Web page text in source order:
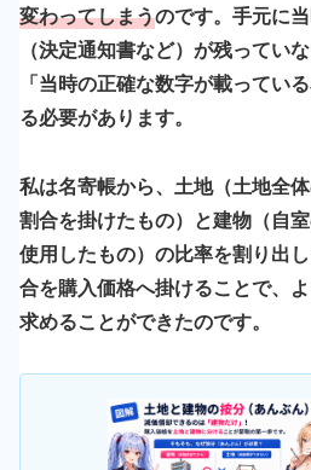
変わってしまうのです。手元に
（決定通知書など）が残ってい
「当時の正確な数字が載ってい
る必要があります。
私は名寄帳から、土地（土地全
割合を掛けたもの）と建物（自
使用したもの）の比率を割り出
合を購入価格へ掛けることで、
求めることができたのです。